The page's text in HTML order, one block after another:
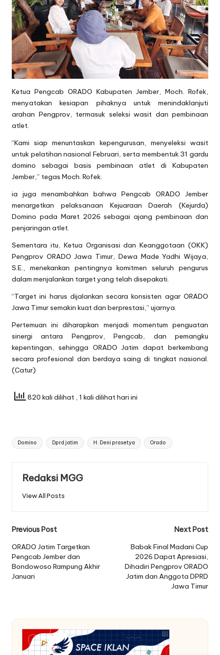
Ketua Pengcab ORADO Kabupaten Jember, Moch. Rofek,
menyatakan kesiapan pihaknya untuk menindaklanjuti
arahan Pengprov, termasuk seleksi wasit dan pembinaan
atlet.
“Kami siap menuntaskan kepengurusan, menyeleksi wasit
untuk pelatihan nasional Februari, serta membentuk 31 gardu
domino sebagai basis pembinaan atlet di Kabupaten
Jember,” tegas Moch. Rofek.
ia juga menambahkan bahwa Pengcab ORADO Jember
menargetkan pelaksanaan Kejuaraan Daerah (Kejurda)
Domino pada Maret 2026 sebagai ajang pembinaan dan
penjaringan atlet.
Sementara itu, Ketua Organisasi dan Keanggotaan (OKK)
Pengprov ORADO Jawa Timur, Dewa Made Yadhi Wijaya,
S.E., menekankan pentingnya komitmen seluruh pengurus
dalam menjalankan target yang telah disepakati.
“Target ini harus dijalankan secara konsisten agar ORADO
Jawa Timur semakin kuat dan berprestasi,” ujarnya.
Pertemuan ini diharapkan menjadi momentum penguatan
sinergi antara Pengprov, Pengcab, dan pemangku
kepentingan, sehingga ORADO Jatim dapat berkembang
secara profesional dan berdaya saing di tingkat nasional.
(Catur)
820 kali dilihat , 1 kali dilihat hari ini
Tags:
Domino Dprd jatim H. Deni prasetya Orado
Redaksi MGG
View All Posts
Post
navigation
Previous Post
ORADO Jatim Targetkan
Pengcab Jember dan
Bondowoso Rampung Akhir
Januari
Next Post
Babak Final Madani Cup
2026 Dapat Apresiasi,
Dihadiri Pengprov ORADO
Jatim dan Anggota DPRD
Jawa Timur